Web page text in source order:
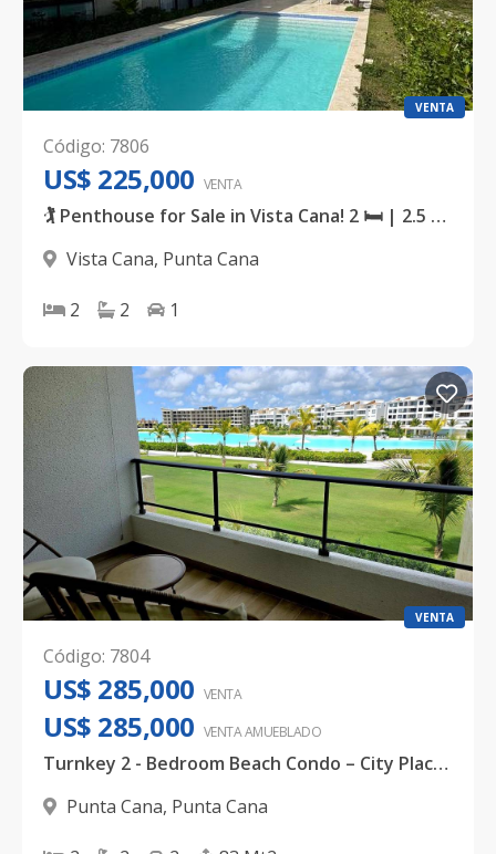
VENTA
Código: 7806
US$ 225,000 VENTA
🏌️ Penthouse for Sale in Vista Cana! 2 🛏 | 2.5 🛁 | 🌅 Golf Course View | 💦 Private Jacuzzi | 🌴 Spacious Terrace Luxury living for only $225,000.
Vista Cana, Punta Cana
2 2 1
VENTA
Código: 7804
US$ 285,000 VENTA
US$ 285,000 VENTA AMUEBLADO
Turnkey 2 - Bedroom Beach Condo – City Place Punta Cana -
Punta Cana, Punta Cana